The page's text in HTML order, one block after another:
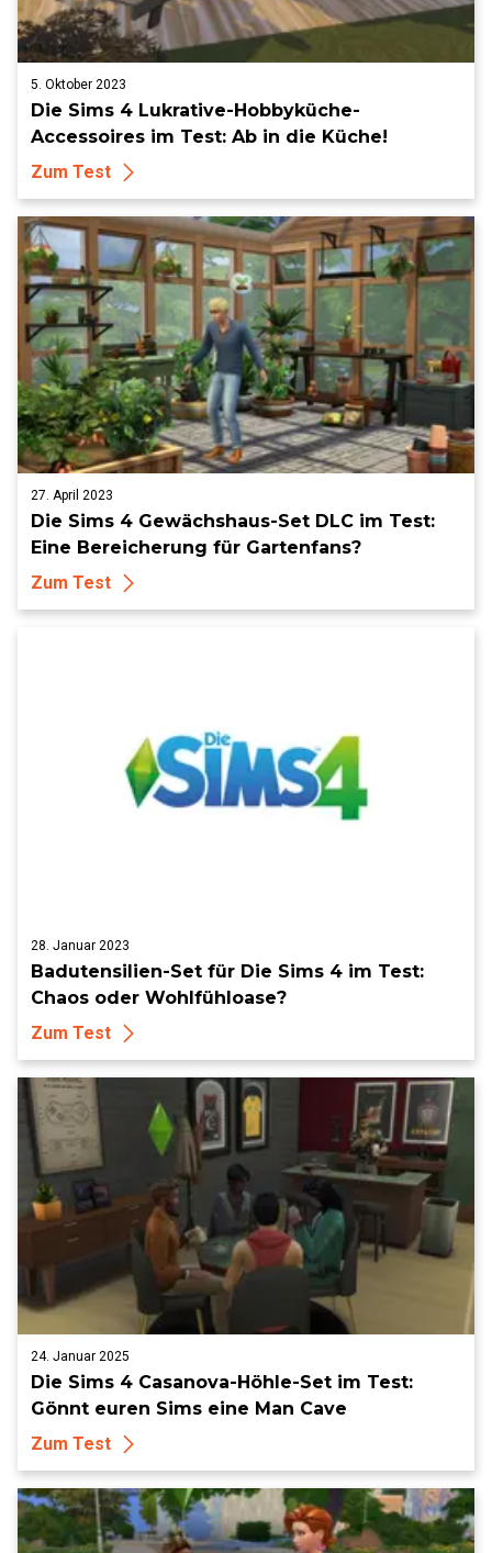
5. Oktober 2023
Die Sims 4 Lukrative-Hobbyküche-
Accessoires im Test: Ab in die Küche!
Zum Test
27. April 2023
Die Sims 4 Gewächshaus-Set DLC im Test:
Eine Bereicherung für Gartenfans?
Zum Test
28. Januar 2023
Badutensilien-Set für Die Sims 4 im Test:
Chaos oder Wohlfühloase?
Zum Test
24. Januar 2025
Die Sims 4 Casanova-Höhle-Set im Test:
Gönnt euren Sims eine Man Cave
Zum Test